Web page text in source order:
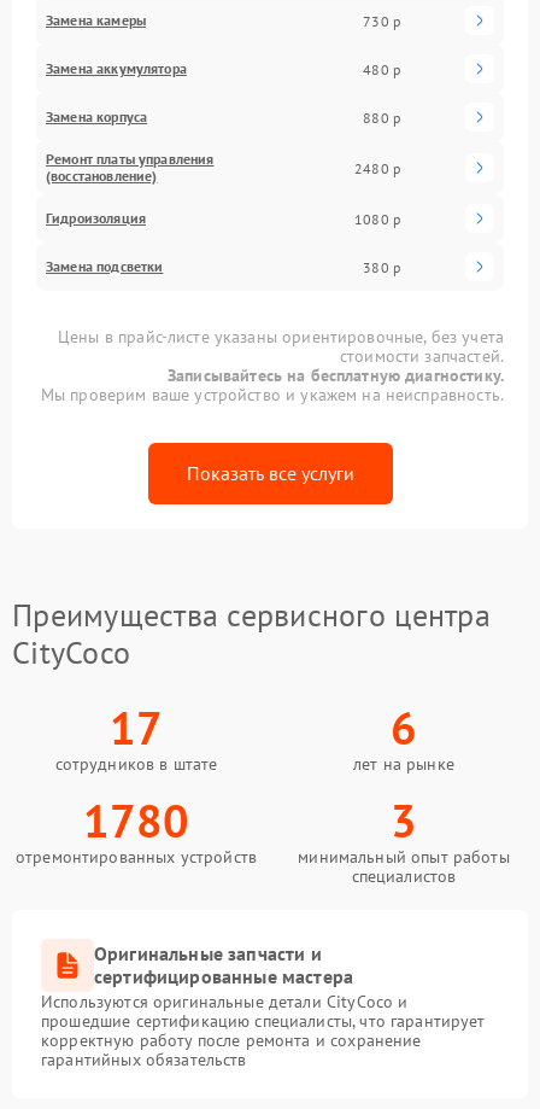
Замена камеры 730 р
Замена аккумулятора 480 р
Замена корпуса 880 р
Ремонт платы управления
(восстановление)
2480 р
Гидроизоляция 1080 р
Замена подсветки 380 р
Цены в прайс-листе указаны ориентировочные, без учета
стоимости запчастей.
Записывайтесь на бесплатную диагностику.
Мы проверим ваше устройство и укажем на неисправность.
Показать все услуги
Преимущества сервисного центра
CityCoco
17
сотрудников в штате
6
лет на рынке
1780
отремонтированных устройств
3
минимальный опыт работы
специалистов
Оригинальные запчасти и
сертифицированные мастера
Используются оригинальные детали CityCoco и
прошедшие сертификацию специалисты, что гарантирует
корректную работу после ремонта и сохранение
гарантийных обязательств